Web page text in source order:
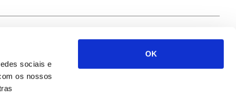
sociais e
os nossos
OK